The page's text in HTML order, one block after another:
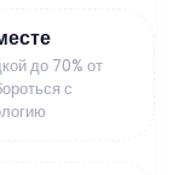
до 70% от
с